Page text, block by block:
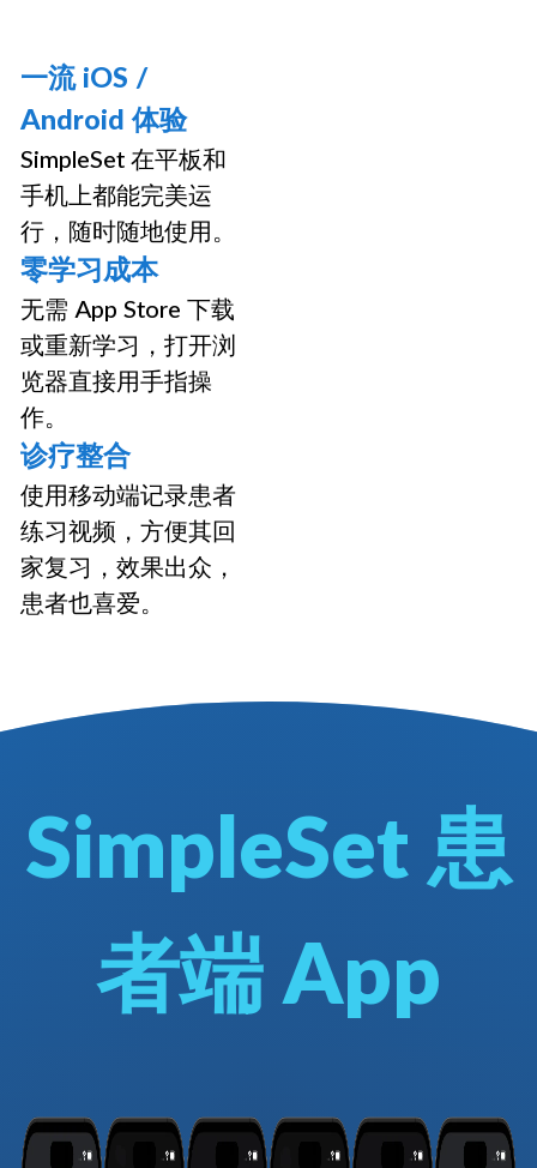
一流 iOS /
Android 体验
SimpleSet 在平板和
手机上都能完美运
行，随时随地使用。
零学习成本
无需 App Store 下载
或重新学习，打开浏
览器直接用手指操
作。
诊疗整合
使用移动端记录患者
练习视频，方便其回
家复习，效果出众，
患者也喜爱。
SimpleSet 患
者端 App